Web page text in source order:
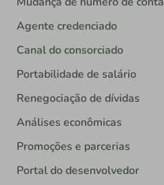
Agente credenciado
Canal do consorciado
Portabilidade de salário
Renegociação de dívidas
Análises econômicas
Promoções e parcerias
Portal do desenvolvedor